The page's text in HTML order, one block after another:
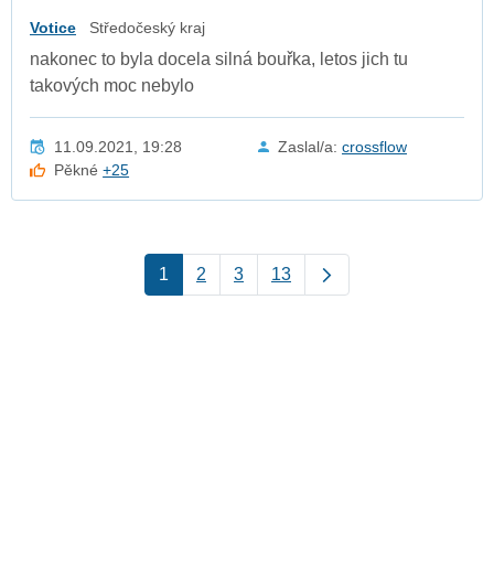
Votice Středočeský kraj
nakonec to byla docela silná bouřka, letos jich tu
takových moc nebylo
11.09.2021, 19:28 Zaslal/a: crossflow
Pěkné+25
1 2 3 13